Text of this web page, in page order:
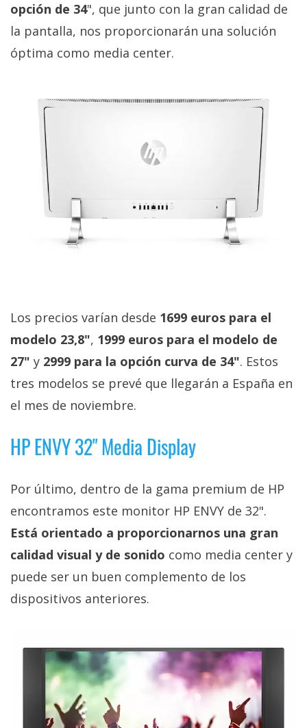
opción de 34", que junto con la gran calidad de
la pantalla, nos proporcionarán una solución
óptima como media center.
Los precios varían desde 1699 euros para el
modelo 23,8", 1999 euros para el modelo de
27" y 2999 para la opción curva de 34". Estos
tres modelos se prevé que llegarán a España en
el mes de noviembre.
HP ENVY 32" Media Display
Por último, dentro de la gama premium de HP
encontramos este monitor HP ENVY de 32".
Está orientado a proporcionarnos una gran
calidad visual y de sonido como media center y
puede ser un buen complemento de los
dispositivos anteriores.